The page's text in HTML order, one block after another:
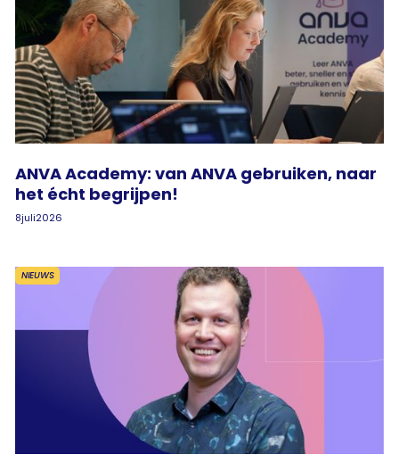
ANVA Academy: van ANVA gebruiken, naar
het écht begrijpen!
8juli2026
NIEUWS